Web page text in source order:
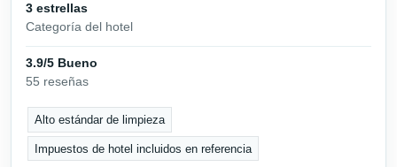
3 estrellas
Categoría del hotel
3.9/5 Bueno
55 reseñas
Alto estándar de limpieza
Impuestos de hotel incluidos en referencia